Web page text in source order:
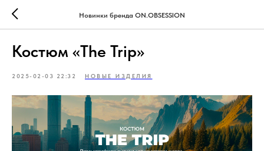
Новинки бренда ON.OBSESSION
Костюм «The Trip»
2025-02-03 22:32 НОВЫЕ ИЗДЕЛИЯ